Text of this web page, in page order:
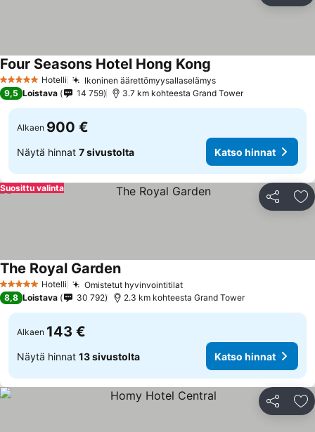
5 Tähtiluokitus
Hotelli Ikoninen äärettömyysallaselämys
Four Seasons Hotel Hong Kong
9,5 Loistava 14 759 3.7 km kohteesta Grand Tower
Alkaen 900 €
Näytä hinnat 7 sivustolta Katso hinnat
Jaa
Suosittu valinta
5 Tähtiluokitus
Hotelli Omistetut hyvinvointitilat
The Royal Garden
8,8 Loistava 30 792 2.3 km kohteesta Grand Tower
Alkaen 143 €
Näytä hinnat 13 sivustolta Katso hinnat
Jaa